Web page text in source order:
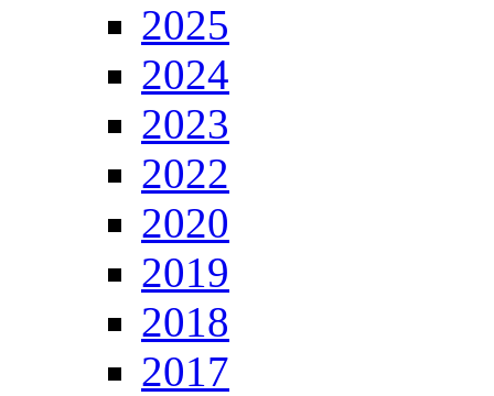
2025
2024
2023
2022
2020
2019
2018
2017